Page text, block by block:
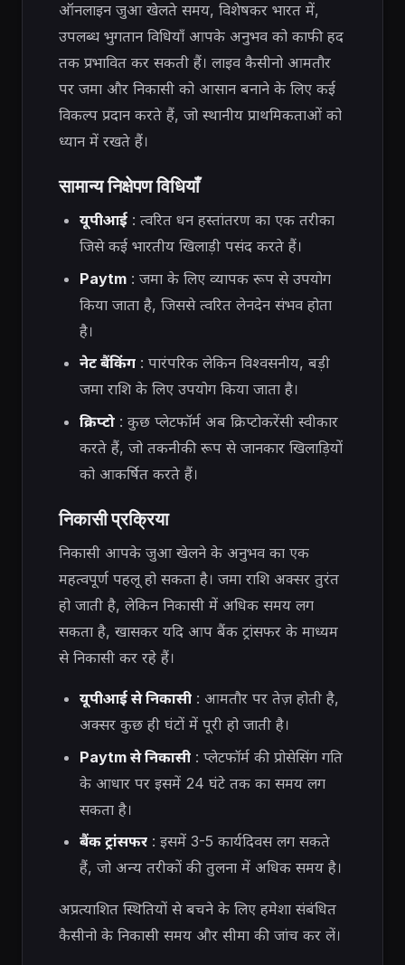
ऑनलाइन जुआ खेलते समय, विशेषकर भारत में,
उपलब्ध भुगतान विधियाँ आपके अनुभव को काफी हद
तक प्रभावित कर सकती हैं। लाइव कैसीनो आमतौर
पर जमा और निकासी को आसान बनाने के लिए कई
विकल्प प्रदान करते हैं, जो स्थानीय प्राथमिकताओं को
ध्यान में रखते हैं।
सामान्य निक्षेपण विधियाँ
यूपीआई: त्वरित धन हस्तांतरण का एक तरीका
जिसे कई भारतीय खिलाड़ी पसंद करते हैं।
Paytm: जमा के लिए व्यापक रूप से उपयोग
किया जाता है, जिससे त्वरित लेनदेन संभव होता
है।
नेट बैंकिंग: पारंपरिक लेकिन विश्वसनीय, बड़ी
जमा राशि के लिए उपयोग किया जाता है।
क्रिप्टो: कुछ प्लेटफॉर्म अब क्रिप्टोकरेंसी स्वीकार
करते हैं, जो तकनीकी रूप से जानकार खिलाड़ियों
को आकर्षित करते हैं।
निकासी प्रक्रिया
निकासी आपके जुआ खेलने के अनुभव का एक
महत्वपूर्ण पहलू हो सकता है। जमा राशि अक्सर तुरंत
हो जाती है, लेकिन निकासी में अधिक समय लग
सकता है, खासकर यदि आप बैंक ट्रांसफर के माध्यम
से निकासी कर रहे हैं।
यूपीआई से निकासी: आमतौर पर तेज़ होती है,
अक्सर कुछ ही घंटों में पूरी हो जाती है।
Paytm से निकासी: प्लेटफॉर्म की प्रोसेसिंग गति
के आधार पर इसमें 24 घंटे तक का समय लग
सकता है।
बैंक ट्रांसफर: इसमें 3-5 कार्यदिवस लग सकते
हैं, जो अन्य तरीकों की तुलना में अधिक समय है।
अप्रत्याशित स्थितियों से बचने के लिए हमेशा संबंधित
कैसीनो के निकासी समय और सीमा की जांच कर लें।